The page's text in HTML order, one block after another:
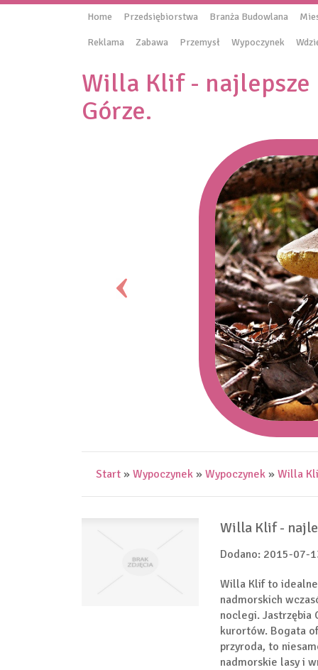
Home Przedsiębiorstwa Branża Budowlana
Reklama Zabawa Przemysł Wypoczynek
Willa Klif -
Górze.
Start » Wypoczynek » Wypoczynek » Willa
Willa Klif -
Dodano: 2015-07-
Willa Klif to
nadmorskich
noclegi. Jastrzębia
kurortów. Bogata
przyroda, to
nadmorskie lasy i